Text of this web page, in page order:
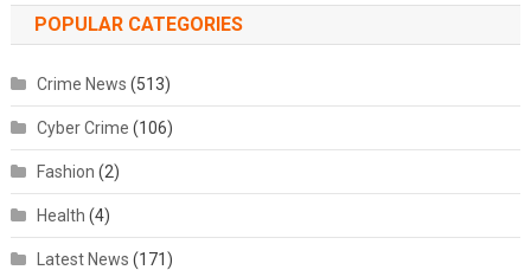
POPULAR CATEGORIES
Crime News (513)
Cyber Crime (106)
Fashion (2)
Health (4)
Latest News (171)